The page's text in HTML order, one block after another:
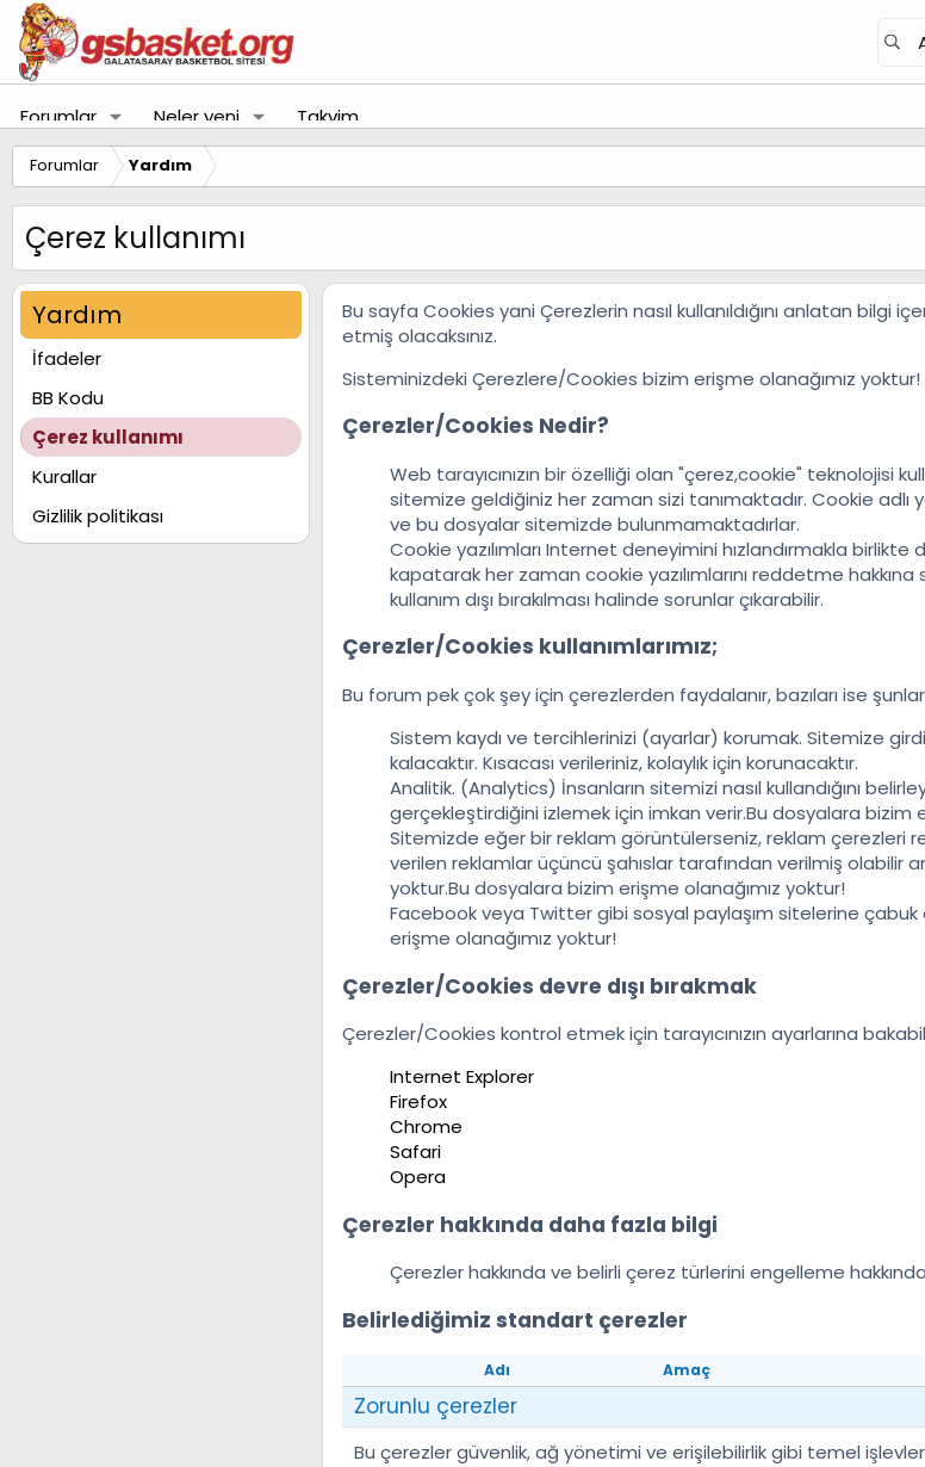
Forumlar Neler yeni Takvim
Forumlar Yardım
Çerez kullanımı
Yardım
İfadeler
BB Kodu
Çerez kullanımı
Kurallar
Gizlilik politikası
Bu sayfa Cookies yani Çerezlerin nasıl kullanıldığını anlatan bilgi
etmiş olacaksınız.
Sisteminizdeki Çerezlere/Cookies bizim erişme olanağımız yoktur!
Çerezler/Cookies Nedir?
Web tarayıcınızın bir özelliği olan "çerez,cookie" teknolojisi
sitemize geldiğiniz her zaman sizi tanımaktadır. Cookie adlı
ve bu dosyalar sitemizde bulunmamaktadırlar.
Cookie yazılımları Internet deneyimini hızlandırmakla
kapatarak her zaman cookie yazılımlarını reddetme
kullanım dışı bırakılması halinde sorunlar çıkarabilir.
Çerezler/Cookies kullanımlarımız;
Bu forum pek çok şey için çerezlerden faydalanır, bazıları ise
Sistem kaydı ve tercihlerinizi (ayarlar) korumak. Sitemize
kalacaktır. Kısacası verileriniz, kolaylık için korunacaktır.
Analitik. (Analytics) İnsanların sitemizi nasıl kullandığını
gerçekleştirdiğini izlemek için imkan verir.Bu dosyalara bizim
Sitemizde eğer bir reklam görüntülerseniz, reklam çerezleri
verilen reklamlar üçüncü şahıslar tarafından verilmiş
yoktur.Bu dosyalara bizim erişme olanağımız yoktur!
Facebook veya Twitter gibi sosyal paylaşım sitelerine çabuk
erişme olanağımız yoktur!
Çerezler/Cookies devre dışı bırakmak
Çerezler/Cookies kontrol etmek için tarayıcınızın ayarlarına
Internet Explorer
Firefox
Chrome
Safari
Opera
Çerezler hakkında daha fazla bilgi
Çerezler hakkında ve belirli çerez türlerini engelleme
Belirlediğimiz standart çerezler
Adı Amaç
Zorunlu çerezler
Bu çerezler güvenlik, ağ yönetimi ve erişilebilirlik gibi temel